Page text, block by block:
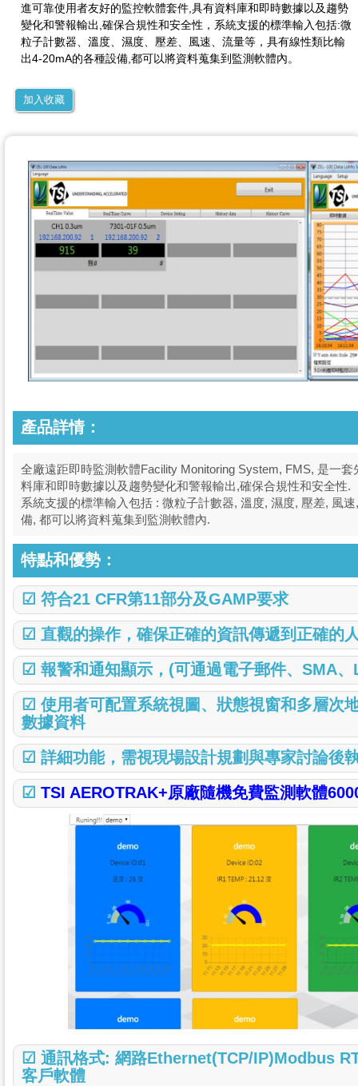
進可靠使用者友好的監控軟體套件,具有資料庫和即時數據以及趨勢
變化和警報輸出,確保合規性和安全性，系統支援的標準輸入包括:微
粒子計數器、溫度、濕度、壓差、風速、流量等，具有線性類比輸
出4-20mA的各種設備,都可以將資料蒐集到監測軟體內。
加入收藏
產品詳情：
全廠遠距即時監測軟體Facility Monitoring System, FMS, 是一
料庫和即時數據以及趨勢變化和警報輸出,確保合規性和安全性.
系統支援的標準輸入包括 : 微粒子計數器, 溫度, 濕度, 壓差, 風
備, 都可以將資料蒐集到監測軟體內.
特點和優勢：
☑ 符合21 CFR第11部分及GAMP要求
☑ 直觀的操作，確保正確的資訊傳遞到正確的
☑ 報警和通知顯示，(可通過電子郵件、SMA
☑ 使用者可配置系統視圖、狀態視窗和多層次
數據資料
☑ 詳細功能，需視現場設計規劃與專家討論後
☑ TSI AEROTRAK+原廠隨機免費監測軟體
☑ 通訊格式: 網路Ethernet(TCP/IP)Modbus
客戶軟體